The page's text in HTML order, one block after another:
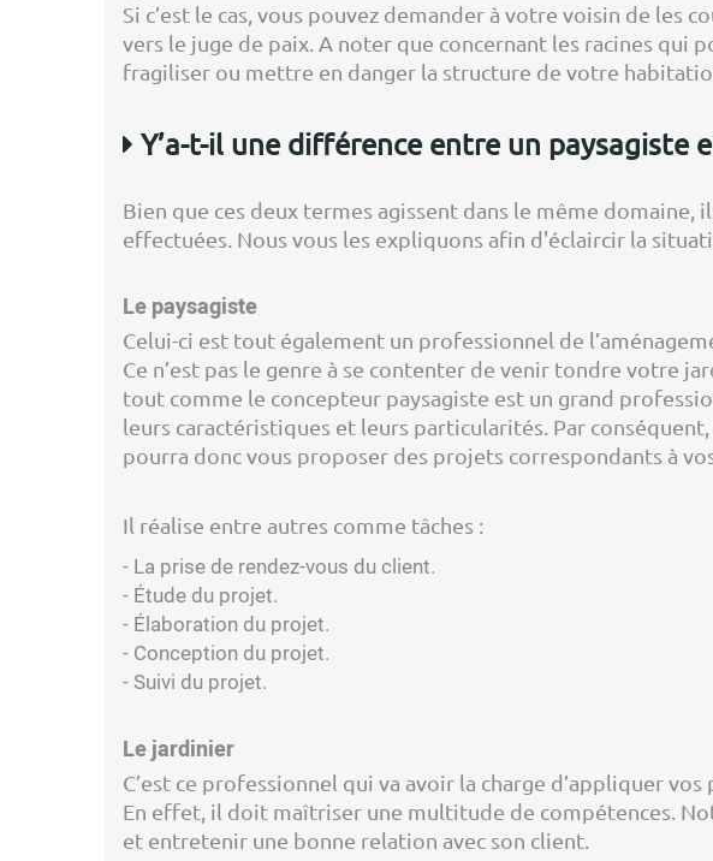
Si c’est le cas, vous pouvez demander à votre voisin de les
vers le juge de paix. A noter que concernant les racines qui
fragiliser ou mettre en danger la structure de votre
Y’a-t-il une différence entre un paysagiste
Bien que ces deux termes agissent dans le même
effectuées. Nous vous les expliquons afin d'éclaircir la
Le paysagiste
Celui-ci est tout également un professionnel de
Ce n’est pas le genre à se contenter de venir tondre votre
tout comme le concepteur paysagiste est un grand
leurs caractéristiques et leurs particularités. Par
pourra donc vous proposer des projets correspondants à
Il réalise entre autres comme tâches :
- La prise de rendez-vous du client.
- Étude du projet.
- Élaboration du projet.
- Conception du projet.
- Suivi du projet.
Le jardinier
C’est ce professionnel qui va avoir la charge d’appliquer
En effet, il doit maîtriser une multitude de compétences.
et entretenir une bonne relation avec son client.